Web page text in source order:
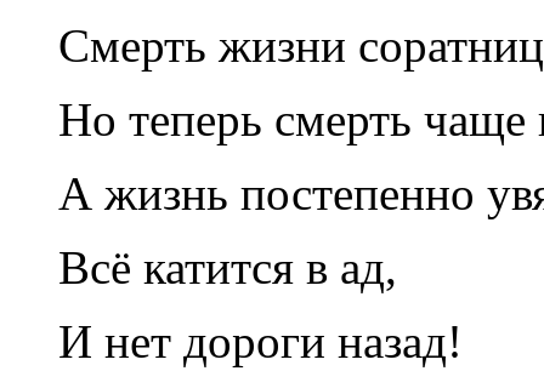
Смерть жизни
Но теперь смерть чаще
А жизнь постепенно
Всё катится в ад,
И нет дороги назад!